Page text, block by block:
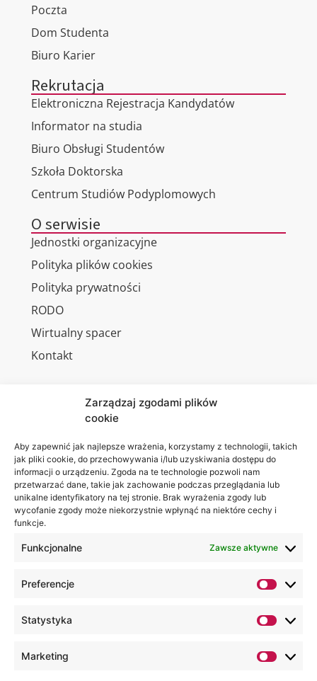
Zarządzaj zgodami plików
cookie
Aby zapewnić jak najlepsze wrażenia, korzystamy z technologii, takich
jak pliki cookie, do przechowywania i/lub uzyskiwania dostępu do
informacji o urządzeniu. Zgoda na te technologie pozwoli nam
przetwarzać dane, takie jak zachowanie podczas przeglądania lub
unikalne identyfikatory na tej stronie. Brak wyrażenia zgody lub
wycofanie zgody może niekorzystnie wpłynąć na niektóre cechy i
funkcje.
Funkcjonalne Zawsze aktywne
Preferencje
Statystyka
Marketing
Poczta
Dom Studenta
Biuro Karier
Rekrutacja
Elektroniczna Rejestracja Kandydatów
Informator na studia
Biuro Obsługi Studentów
Szkoła Doktorska
Centrum Studiów Podyplomowych
O serwisie
Jednostki organizacyjne
Polityka plików cookies
Polityka prywatności
RODO
Wirtualny spacer
Kontakt
Akademia
WSEI
ul.
Projektowa
4